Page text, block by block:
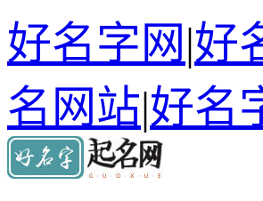
好名字网|好
名网站|好名